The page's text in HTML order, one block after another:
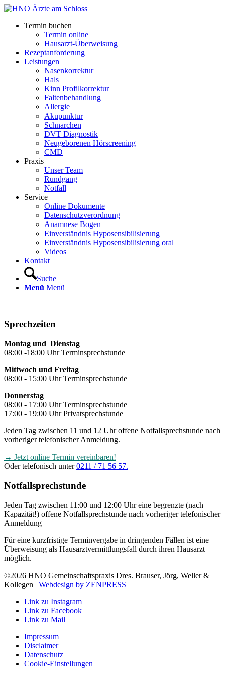
Termin buchen
Termin online
Hausarzt-Überweisung
Rezeptanforderung
Leistungen
Nasenkorrektur
Hals
Kinn Profilkorrektur
Faltenbehandlung
Allergie
Akupunktur
Schnarchen
DVT Diagnostik
Neugeborenen Hörscreening
CMD
Praxis
Unser Team
Rundgang
Notfall
Service
Online Dokumente
Datenschutzverordnung
Anamnese Bogen
Einverständnis Hyposensibilisierung
Einverständnis Hyposensibilisierung oral
Videos
Kontakt
Suche
Menü Menü
Sprechzeiten
Montag und Dienstag
08:00 -18:00 Uhr Terminsprechstunde
Mittwoch und Freitag
08:00 - 15:00 Uhr Terminsprechstunde
Donnerstag
08:00 - 17:00 Uhr Terminsprechstunde
17:00 - 19:00 Uhr Privatsprechstunde
Jeden Tag zwischen 11 und 12 Uhr offene Notfallsprechstunde nach
vorheriger telefonischer Anmeldung.
→ Jetzt online Termin vereinbaren!
Oder telefonisch unter0211 / 71 56 57.
Notfallsprechstunde
Jeden Tag zwischen 11:00 und 12:00 Uhr eine begrenzte (nach
Kapazität!) offene Notfallsprechstunde nach vorheriger telefonischer
Anmeldung
Für eine kurzfristige Terminvergabe in dringenden Fällen ist eine
Überweisung als Hausarztvermittlungsfall durch ihren Hausarzt
möglich.
©2026 HNO Gemeinschaftspraxis Dres. Brauser, Jörg, Weller &
Kollegen | Webdesign by ZENPRESS
Link zu Instagram
Link zu Facebook
Link zu Mail
Impressum
Disclaimer
Datenschutz
Cookie-Einstellungen